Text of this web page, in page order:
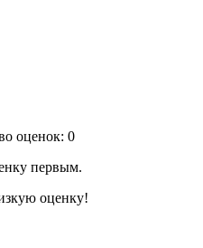
оценок: 0
первым.
оценку!